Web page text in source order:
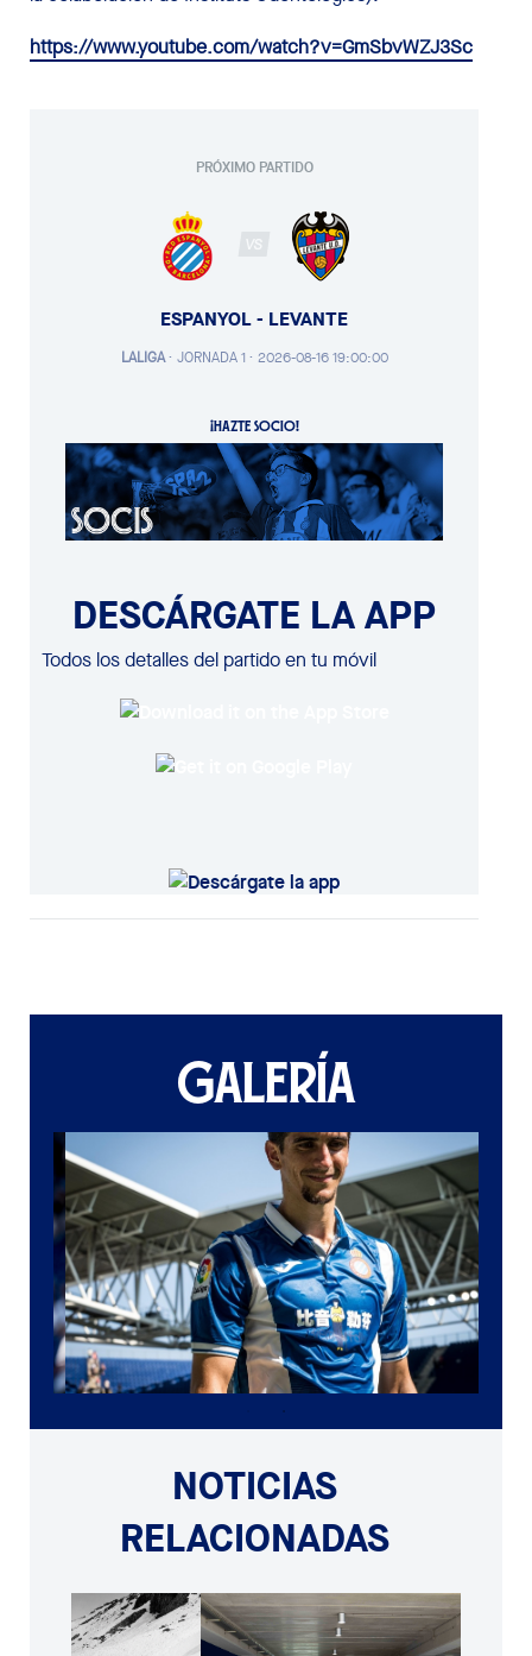
https://www.youtube.com/watch?v=GmSbvWZJ3Sc
PRÓXIMO PARTIDO
VS
ESPANYOL - LEVANTE
LALIGA· JORNADA 1 · 2026-08-16 19:00:00
¡HAZTE SOCIO!
DESCÁRGATE LA APP
Todos los detalles del partido en tu móvil
GALERÍA
NOTICIAS
RELACIONADAS